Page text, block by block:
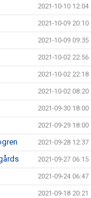
2021-10-10 12:04
2021-10-09 20:10
2021-10-09 09:35
2021-10-02 22:56
2021-10-02 22:18
2021-10-02 08:20
2021-09-30 18:00
2021-09-29 18:00
2021-09-28 12:37
2021-09-27 06:15
2021-09-24 06:47
2021-09-18 20:21